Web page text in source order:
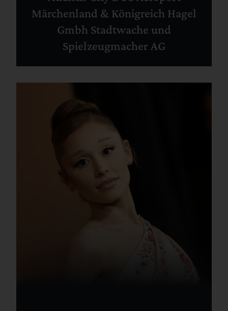
Märchenland & Königreich Hagel
Gmbh Stadtwache und
Spielzeugmacher AG